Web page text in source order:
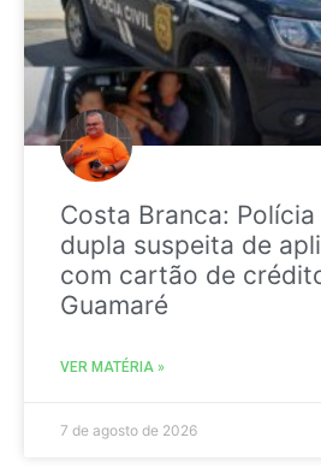
Costa Branca:
dupla suspeita de
com cartão de
Guamaré
VER MATÉRIA »
7 de agosto de 2026